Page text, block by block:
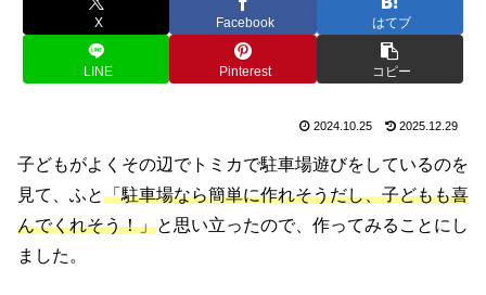
X Facebook はてブ
LINE Pinterest コピー
2024.10.25 2025.12.29
子どもがよくその辺でトミカで駐車場遊びをしているのを
見て、ふと「駐車場なら簡単に作れそうだし、子どもも喜
んでくれそう！」と思い立ったので、作ってみることにし
ました。